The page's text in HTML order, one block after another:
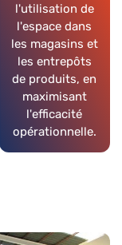
l'utilisation de
l'espace dans
les magasins et
les entrepôts
de produits, en
maximisant
l'efficacité
opérationnelle.